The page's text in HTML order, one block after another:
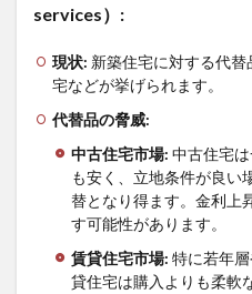
services） :
現状: 新築住宅に対する代
宅などが挙げられます。
代替品の脅威:
中古住宅市場: 中古住宅
も安く、立地条件が良い
替となり得ます。金利上
す可能性があります。
賃貸住宅市場: 特に若年
貸住宅は購入よりも柔軟